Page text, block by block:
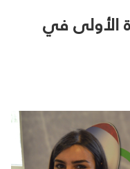
الأولى في